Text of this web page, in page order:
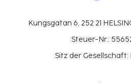
Kungsgatan 6, 252 21
Steuer-Nr.:
Sitz der